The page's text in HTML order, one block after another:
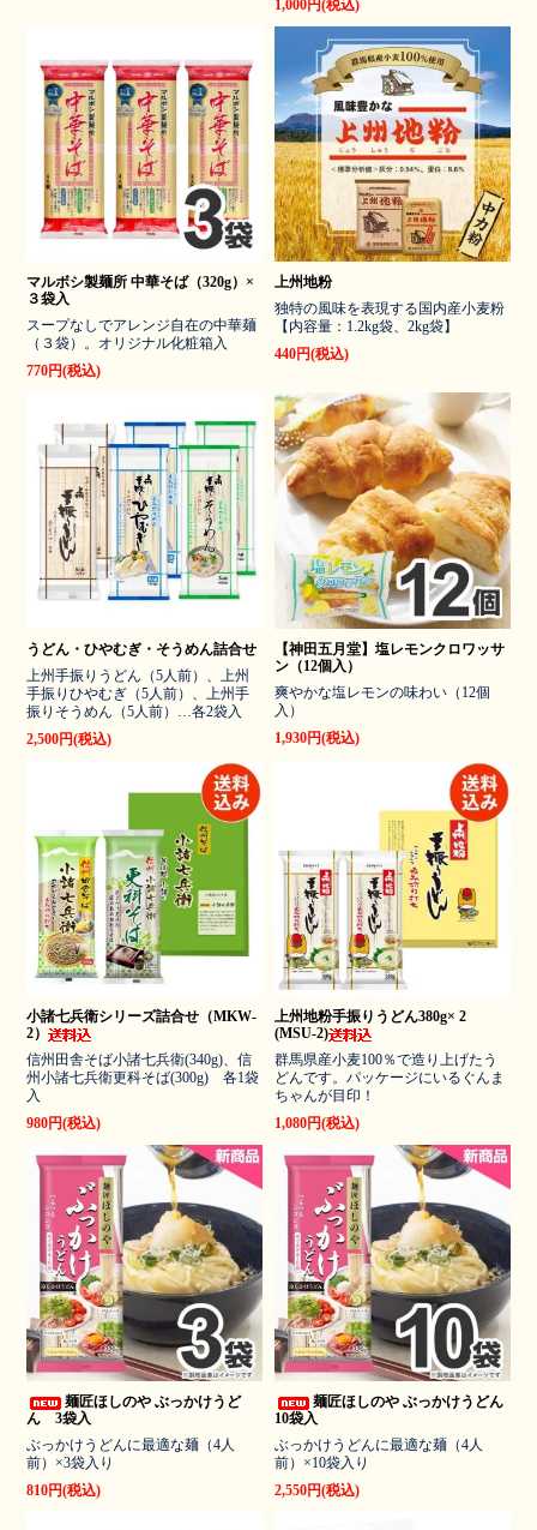
1,000円(税込)
マルボシ製麺所 中華そば（320g）×
３袋入
スープなしでアレンジ自在の中華麺
（３袋）。オリジナル化粧箱入
770円(税込)
上州地粉
独特の風味を表現する国内産小麦粉
【内容量：1.2kg袋、2kg袋】
440円(税込)
うどん・ひやむぎ・そうめん詰合せ
上州手振りうどん（5人前）、上州
手振りひやむぎ（5人前）、上州手
振りそうめん（5人前）…各2袋入
2,500円(税込)
【神田五月堂】塩レモンクロワッサ
ン（12個入）
爽やかな塩レモンの味わい（12個
入）
1,930円(税込)
小諸七兵衛シリーズ詰合せ（MKW-
2）
信州田舎そば小諸七兵衛(340g)、信
州小諸七兵衛更科そば(300g) 各1袋
入
980円(税込)
上州地粉手振りうどん380g× 2
(MSU-2)
群馬県産小麦100％で造り上げたう
どんです。パッケージにいるぐんま
ちゃんが目印！
1,080円(税込)
麺匠ほしのや ぶっかけうど
ん 3袋入
ぶっかけうどんに最適な麺（4人
前）×3袋入り
810円(税込)
麺匠ほしのや ぶっかけうどん
10袋入
ぶっかけうどんに最適な麺（4人
前）×10袋入り
2,550円(税込)